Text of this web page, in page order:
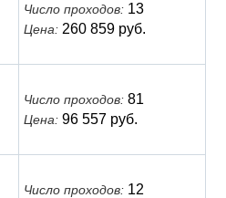
Число проходов: 13
Цена: 260 859 руб.
Число проходов: 81
Цена: 96 557 руб.
Число проходов: 12